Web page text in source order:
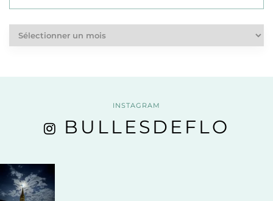
Dans
les
INSTAGRAM
BULLESDEFLO